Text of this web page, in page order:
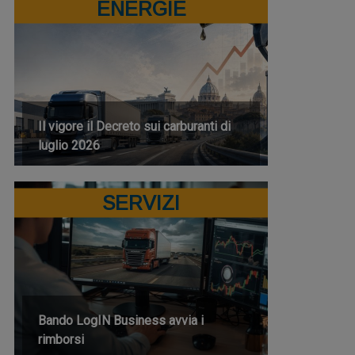
ENERGIE
Il vigore il Decreto sui carburanti di
luglio 2026
SERVIZI
Bando LogIN Business avvia i
rimborsi